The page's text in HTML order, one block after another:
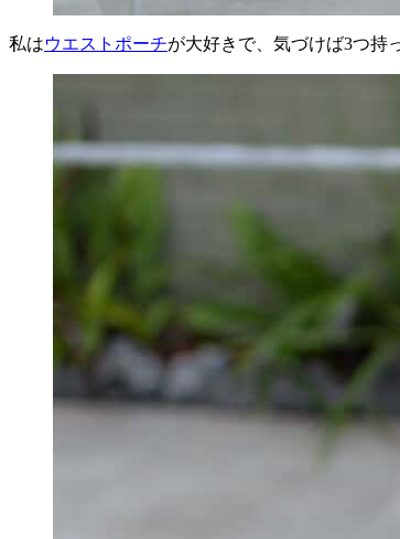
私はウエストポーチが大好きで、気づけば3つ持